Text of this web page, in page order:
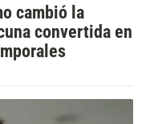
cambió la
convertida en